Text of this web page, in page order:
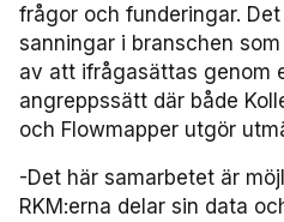
Trygghets­nätverket 2022
frågor och funderingar.
sanningar i branschen
av att ifrågasättas genom
angreppssätt där både
och Flowmapper utgör
-Det här samarbetet är
RKM:erna delar sin data